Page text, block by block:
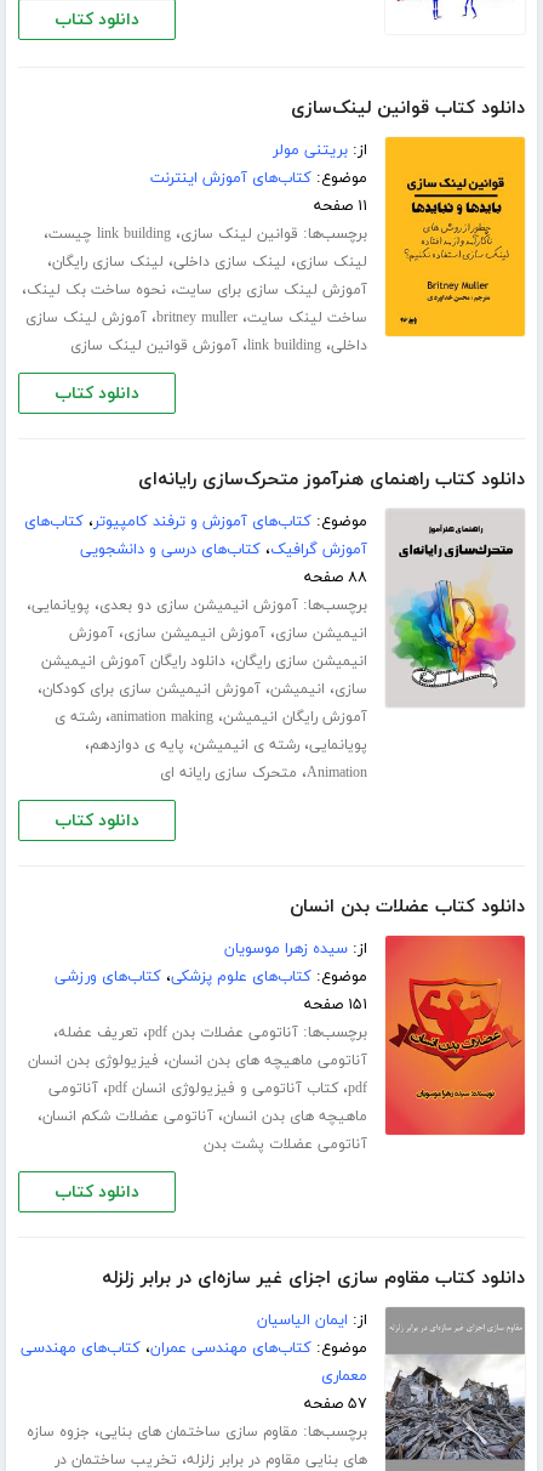
دانلود کتاب
دانلود کتاب قوانین لینک‌سازی
از:بریتنی مولر
موضوع:کتاب‌های آموزش اینترنت
۱۱ صفحه
برچسب‌ها: قوانین لینک سازی،link building چیست ،
لینک سازی، لینک سازی داخلی، لینک سازی رایگان،
آموزش لینک سازی برای سایت،نحوه ساخت بک لینک،
ساخت لینک سایت،britney muller،آموزش لینک سازی
داخلی،link building،آموزش قوانین لینک سازی
دانلود کتاب
دانلود کتاب راهنمای هنرآموز متحرک‌سازی رایانه‌ای
موضوع:کتاب‌های آموزش و ترفند کامپیوتر،کتاب‌های
آموزش گرافیک،کتاب‌های درسی و دانشجویی
۸۸ صفحه
برچسب‌ها:آموزش انیمیشن سازی دو بعدی، پویانمایی،
انیمیشن سازی،آموزش انیمیشن سازی،آموزش
انیمیشن سازی رایگان،دانلود رایگان آموزش انیمیشن
سازی، انیمیشن،آموزش انیمیشن سازی برای کودکان،
آموزش رایگان انیمیشن،animation making،رشته ی
پویانمایی،رشته ی انیمیشن، پایه ی دوازدهم،
Animation، متحرک سازی رایانه ای
دانلود کتاب
دانلود کتاب عضلات بدن انسان
از:سیده زهرا موسویان
موضوع:کتاب‌های علوم پزشکی،کتاب‌های ورزشی
۱۵۱ صفحه
برچسب‌ها:آناتومی عضلات بدن pdf ، تعریف عضله،
آناتومی ماهیچه های بدن انسان، فیزیولوژی بدن انسان
pdf،کتاب آناتومی و فیزیولوژی انسان pdf ،آناتومی
ماهیچه های بدن انسان،آناتومی عضلات شکم انسان،
آناتومی عضلات پشت بدن
دانلود کتاب
دانلود کتاب مقاوم سازی اجزای غیر سازه‌ای در برابر زلزله
از: ایمان الیاسیان
موضوع:کتاب‌های مهندسی عمران،کتاب‌های مهندسی
معماری
۵۷ صفحه
برچسب‌ها: مقاوم سازی ساختمان های بنایی، جزوه سازه
های بنایی مقاوم در برابر زلزله، تخریب ساختمان در